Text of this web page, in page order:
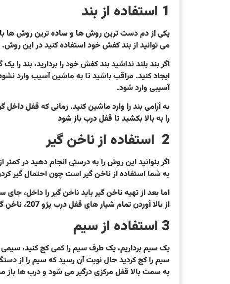
1 استفاده از بند
یکی از دم دست ترین روش ها و ساده ترین روش ها
می توانید از بند کفش خود استفاده کنید در این
اگر بند بلند نداشید بند کفش خود را بردارید، بند
ایجاد کنید. مراقب باشید تا به ماشین آسیب وارد
آسیبی وارد شود.
به آرامی بند را وارد ماشین کنید. زمانی که قفل
را به بالا بکشید تا قفل درب باز شود
2 استفاده از ناخن گیر
اگر بتوانید این روش را به درستی انجام دهید در
به شما استفاده از ناخن گیر است چون احتمال گیر
اما بعد از تهیه ناخن گیر باید ناخن گیر را داخل،
از بالا آوردن تمام شیار های قفل درب پژو 207، ناخن گیر کامل داخل قفل میرود، حالا نوبت به آن رسیده است که ناخن گیر را بچرخانید که به راحتی اهرم قفل باز و بسته شود.
3 استفاده از سیم
یک سیم برداریم، یک طرف سیم را کمی کج کنید، سیمی
سیم را کج کردید حال نوبت آن رسید که سیم را از
به سمت بالا قفل مرکزی درگیر می شود و درب ها باز